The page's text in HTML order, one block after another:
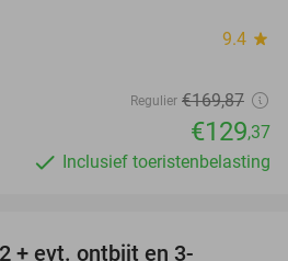
9.4 star
Regulier €169,87
€129,37
Inclusief toeristenbelasting
+ evt. ontbijt en 3-